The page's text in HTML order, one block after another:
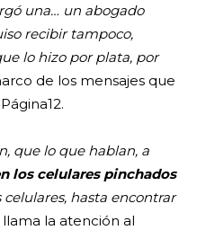
una… un abogado
recibir tampoco,
lo hizo por plata, por
de los mensajes que
que lo que hablan, a
los celulares pinchados
hasta encontrar
la atención al